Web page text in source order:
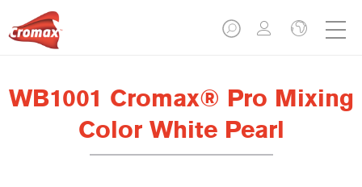
WB1001 Cromax® Pro Mixing
Color White Pearl